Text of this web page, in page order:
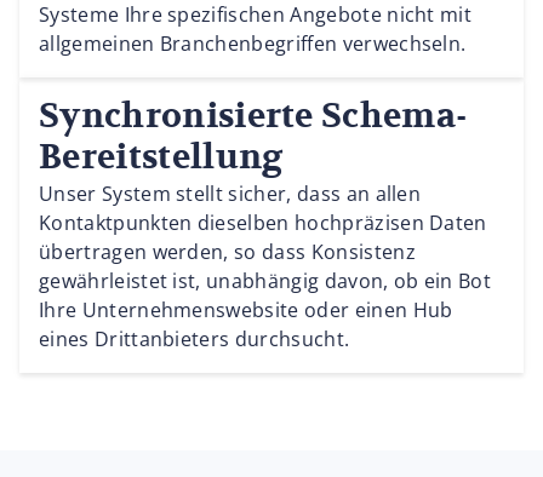
Systeme Ihre spezifischen Angebote nicht mit
allgemeinen Branchenbegriffen verwechseln.
Synchronisierte Schema-
Bereitstellung
Unser System stellt sicher, dass an allen
Kontaktpunkten dieselben hochpräzisen Daten
übertragen werden, so dass Konsistenz
gewährleistet ist, unabhängig davon, ob ein Bot
Ihre Unternehmenswebsite oder einen Hub
eines Drittanbieters durchsucht.